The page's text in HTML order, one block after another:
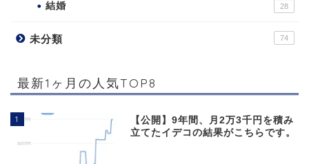
結婚 28
未分類 74
最新1ヶ月の人気TOP8
1
【公開】9年間、月2万3千円を積み
立てたイデコの結果がこちらです。